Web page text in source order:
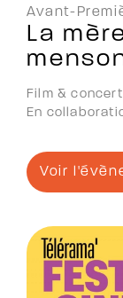
Avant-
La
Film &
En
Voir